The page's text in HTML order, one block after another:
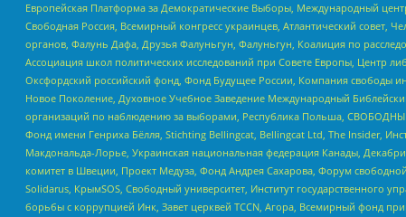
Европейская Платформа за Демократические Выборы, Международный
Свободная Россия, Всемирный конгресс украинцев, Атлантический совет,
органов, Фалунь Дафа, Друзья Фалуньгун, Фалуньгун, Коалиция по
Ассоциация школ политических исследований при Совете Европы, Центр
Оксфордский российский фонд, Фонд Будущее России, Компания свободы
Новое Поколение, Духовное Учебное Заведение Международный
организаций по наблюдению за выборами, Республика Польша,
Фонд имени Генриха Бёлля, Stichting Bellingcat, Bellingcat Ltd, The Insider,
Макдональда-Лорье, Украинская национальная федерация Канады,
комитет в Швеции, Проект Медуза, Фонд Андрея Сахарова, Форум
Solidarus, КрымSOS, Свободный университет, Институт государственного
борьбы с коррупцией Инк, Завет церквей TCCN, Агора, Всемирный фонд